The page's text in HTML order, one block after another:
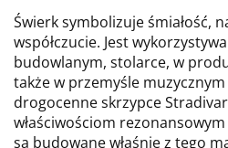
Świerk symbolizuje śmiałość,
współczucie. Jest
budowlanym, stolarce, w
także w przemyśle muzycznym
drogocenne skrzypce
właściwościom
są budowane właśnie z tego